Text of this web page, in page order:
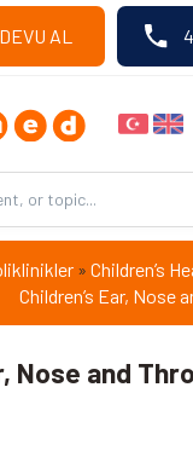
AL
Nose and
» Children’s
Children’s Ear, Nose